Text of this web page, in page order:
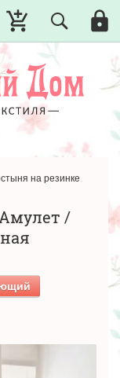
на резинке
/